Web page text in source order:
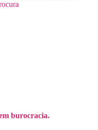
burocracia.